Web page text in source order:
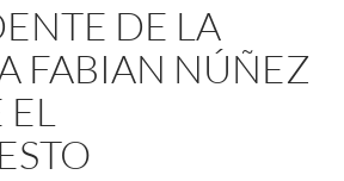
DE LA
FABIAN NÚÑEZ
EL